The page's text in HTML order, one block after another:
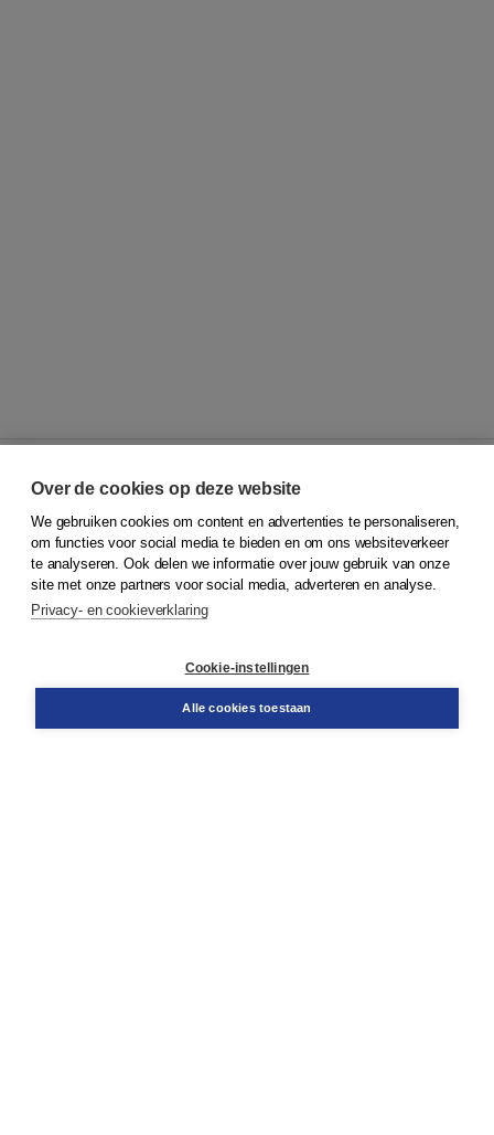
© 2026Koninklijke Boom uitgevers
Klantenservice
Service & informatie
Contact
Over de cookies op deze website
We gebruiken cookies om content en advertenties te personaliseren,
om functies voor social media te bieden en om ons websiteverkeer
te analyseren. Ook delen we informatie over jouw gebruik van onze
site met onze partners voor social media, adverteren en analyse.
Privacy- en cookieverklaring
Cookie-instellingen
Alle cookies toestaan